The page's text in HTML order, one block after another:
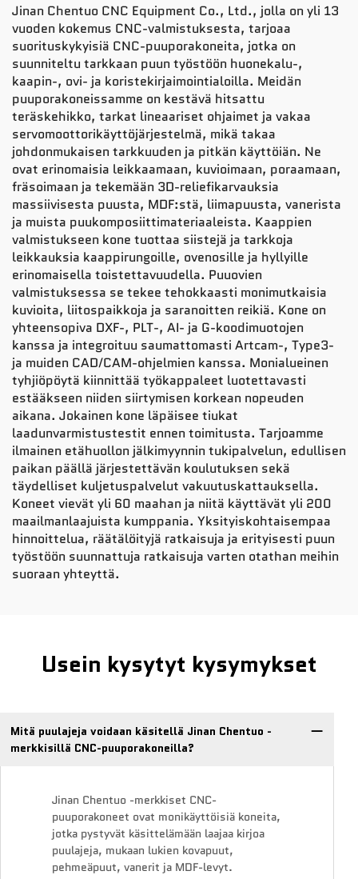
Jinan Chentuo CNC Equipment Co., Ltd., jolla on yli 13
vuoden kokemus CNC-valmistuksesta, tarjoaa
suorituskykyisiä CNC-puuporakoneita, jotka on
suunniteltu tarkkaan puun työstöön huonekalu-,
kaapin-, ovi- ja koristekirjaimointialoilla. Meidän
puuporakoneissamme on kestävä hitsattu
teräskehikko, tarkat lineaariset ohjaimet ja vakaa
servomoottorikäyttöjärjestelmä, mikä takaa
johdonmukaisen tarkkuuden ja pitkän käyttöiän. Ne
ovat erinomaisia leikkaamaan, kuvioimaan, poraamaan,
fräsoimaan ja tekemään 3D-reliefikarvauksia
massiivisesta puusta, MDF:stä, liimapuusta, vanerista
ja muista puukomposiittimateriaaleista. Kaappien
valmistukseen kone tuottaa siistejä ja tarkkoja
leikkauksia kaappirungoille, ovenosille ja hyllyille
erinomaisella toistettavuudella. Puuovien
valmistuksessa se tekee tehokkaasti monimutkaisia
kuvioita, liitospaikkoja ja saranoitten reikiä. Kone on
yhteensopiva DXF-, PLT-, AI- ja G-koodimuotojen
kanssa ja integroituu saumattomasti Artcam-, Type3-
ja muiden CAD/CAM-ohjelmien kanssa. Monialueinen
tyhjiöpöytä kiinnittää työkappaleet luotettavasti
estääkseen niiden siirtymisen korkean nopeuden
aikana. Jokainen kone läpäisee tiukat
laadunvarmistustestit ennen toimitusta. Tarjoamme
ilmainen etähuollon jälkimyynnin tukipalvelun, edullisen
paikan päällä järjestettävän koulutuksen sekä
täydelliset kuljetuspalvelut vakuutuskattauksella.
Koneet vievät yli 60 maahan ja niitä käyttävät yli 200
maailmanlaajuista kumppania. Yksityiskohtaisempaa
hinnoittelua, räätälöityjä ratkaisuja ja erityisesti puun
työstöön suunnattuja ratkaisuja varten otathan meihin
suoraan yhteyttä.
Usein kysytyt kysymykset
Mitä puulajeja voidaan käsitellä Jinan Chentuo -
merkkisillä CNC-puuporakoneilla?
Jinan Chentuo -merkkiset CNC-
puuporakoneet ovat monikäyttöisiä koneita,
jotka pystyvät käsittelämään laajaa kirjoa
puulajeja, mukaan lukien kovapuut,
pehmeäpuut, vanerit ja MDF-levyt.